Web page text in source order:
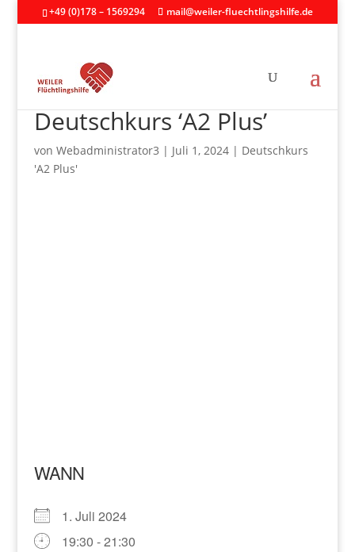
+49 (0)178 – 1569294 mail@weiler-fluechtlingshilfe.de
Deutschkurs ‘A2 Plus’
von Webadministrator3 | Juli 1, 2024| Deutschkurs
'A2 Plus'
WANN
1. Juli 2024
19:30 - 21:30